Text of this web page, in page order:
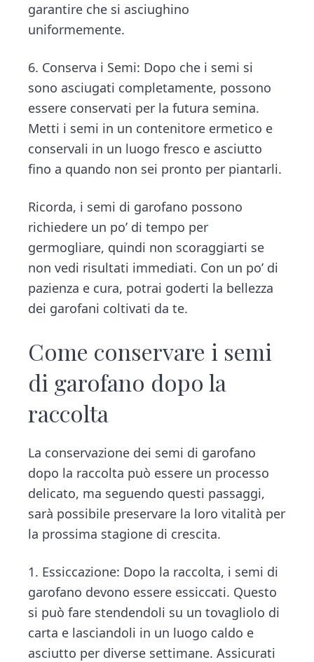
garantire che si asciughino
uniformemente.
6. Conserva i Semi: Dopo che i semi si
sono asciugati completamente, possono
essere conservati per la futura semina.
Metti i semi in un contenitore ermetico e
conservali in un luogo fresco e asciutto
fino a quando non sei pronto per piantarli.
Ricorda, i semi di garofano possono
richiedere un po’ di tempo per
germogliare, quindi non scoraggiarti se
non vedi risultati immediati. Con un po’ di
pazienza e cura, potrai goderti la bellezza
dei garofani coltivati da te.
Come conservare i semi
di garofano dopo la
raccolta
La conservazione dei semi di garofano
dopo la raccolta può essere un processo
delicato, ma seguendo questi passaggi,
sarà possibile preservare la loro vitalità per
la prossima stagione di crescita.
1. Essiccazione: Dopo la raccolta, i semi di
garofano devono essere essiccati. Questo
si può fare stendendoli su un tovagliolo di
carta e lasciandoli in un luogo caldo e
asciutto per diverse settimane. Assicurati